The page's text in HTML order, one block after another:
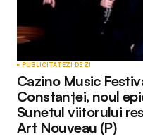
PUBLICITATEZI DE ZI
Cazino Music
Constanței, noul
Sunetul viitorului
Art Nouveau (P)